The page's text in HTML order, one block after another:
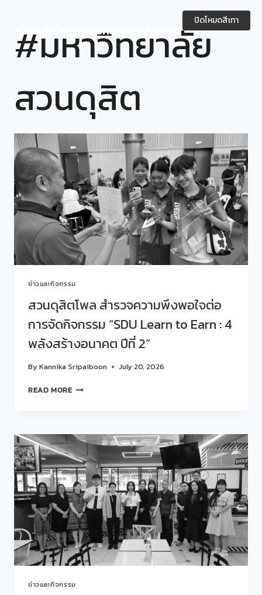
contentสวนดุสิตโพล มหาวิทยาลัยสวนดุสิต
#มหาวิทยาลัย
สวนดุสิต
ข่าวและกิจกรรม
สวนดุสิตโพล สำรวจความพึงพอใจต่อ
การจัดกิจกรรม “SDU Learn to Earn : 4
พลังสร้างอนาคต ปีที่ 2”
ByKannika Sripaiboon July 20, 2026
READ MOREสวน
สำรวจ
ความ
พึง
พอใจ
ต่อ
การ
จัด
กิจกรรม
“SDU
LEARN
TO
EARN
4
ข่าวและกิจกรรม
ปิดโหมดสีเทา